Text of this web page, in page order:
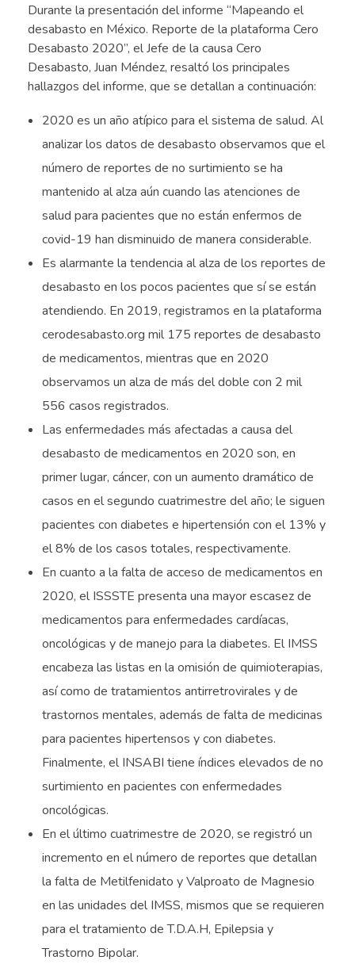
Durante la presentación del informe “Mapeando el
desabasto en México. Reporte de la plataforma Cero
Desabasto 2020”, el Jefe de la causa Cero
Desabasto, Juan Méndez, resaltó los principales
hallazgos del informe, que se detallan a continuación:
2020 es un año atípico para el sistema de salud. Al
analizar los datos de desabasto observamos que el
número de reportes de no surtimiento se ha
mantenido al alza aún cuando las atenciones de
salud para pacientes que no están enfermos de
covid-19 han disminuido de manera considerable.
Es alarmante la tendencia al alza de los reportes de
desabasto en los pocos pacientes que sí se están
atendiendo. En 2019, registramos en la plataforma
cerodesabasto.org mil 175 reportes de desabasto
de medicamentos, mientras que en 2020
observamos un alza de más del doble con 2 mil
556 casos registrados.
Las enfermedades más afectadas a causa del
desabasto de medicamentos en 2020 son, en
primer lugar, cáncer, con un aumento dramático de
casos en el segundo cuatrimestre del año; le siguen
pacientes con diabetes e hipertensión con el 13% y
el 8% de los casos totales, respectivamente.
En cuanto a la falta de acceso de medicamentos en
2020, el ISSSTE presenta una mayor escasez de
medicamentos para enfermedades cardíacas,
oncológicas y de manejo para la diabetes. El IMSS
encabeza las listas en la omisión de quimioterapias,
así como de tratamientos antirretrovirales y de
trastornos mentales, además de falta de medicinas
para pacientes hipertensos y con diabetes.
Finalmente, el INSABI tiene índices elevados de no
surtimiento en pacientes con enfermedades
oncológicas.
En el último cuatrimestre de 2020, se registró un
incremento en el número de reportes que detallan
la falta de Metilfenidato y Valproato de Magnesio
en las unidades del IMSS, mismos que se requieren
para el tratamiento de T.D.A.H, Epilepsia y
Trastorno Bipolar.